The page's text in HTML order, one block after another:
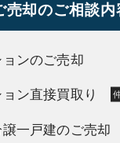
売却のご相談
ンのご売却
ン直接買取り
一戸建のご売却